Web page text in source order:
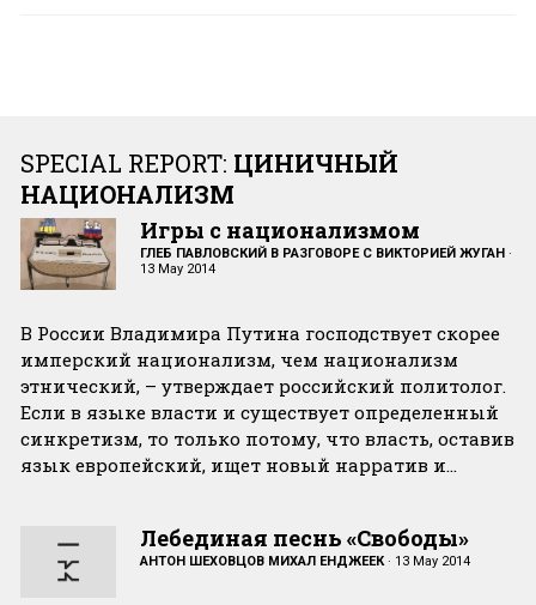
SPECIAL REPORT: ЦИНИЧНЫЙ
НАЦИОНАЛИЗМ
Игры с национализмом
ГЛЕБ ПАВЛОВСКИЙ В РАЗГОВОРЕ С ВИКТОРИЕЙ ЖУГАН·
13 May 2014
В России Владимира Путина господствует скорее
имперский национализм, чем национализм
этнический, – утверждает российский политолог.
Если в языке власти и существует определенный
синкретизм, то только потому, что власть, оставив
язык европейский, ищет новый нарратив и…
Лебединая песнь «Свободы»
АНТОН ШЕХОВЦОВ МИХАЛ ЕНДЖЕЕК· 13 May 2014